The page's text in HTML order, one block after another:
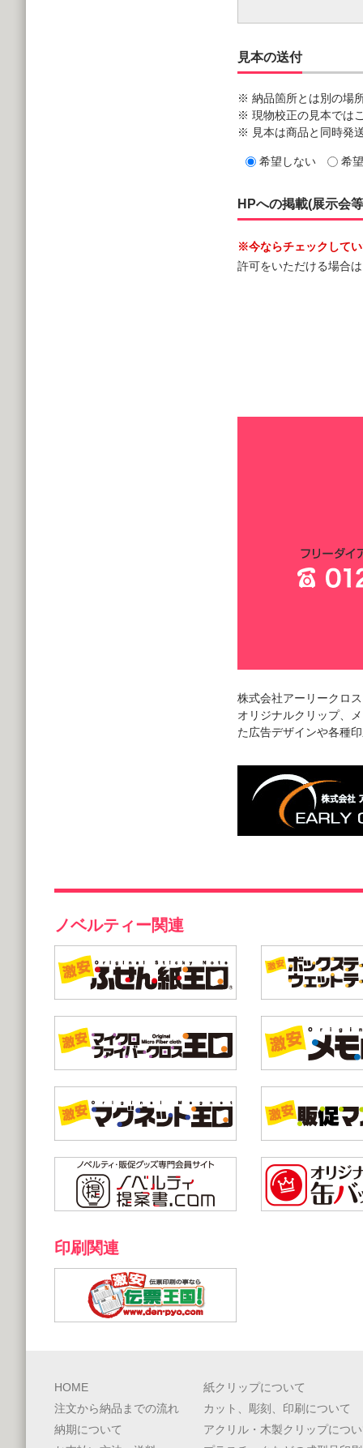
見本の送付
※ 納品箇所とは別の場
※ 現物校正の見本では
※ 見本は商品と同時発
希望しない 希
HPへの掲載(展示会
※今ならチェックして
許可をいただける場合
株式会社アーリークロ
オリジナルクリップ、
た広告デザインや各種
ノベルティー関連
印刷関連
HOME
注文から納品までの流れ
納期について
紙クリップについて
カット、彫刻、印刷について
アクリル・木製クリップにつ